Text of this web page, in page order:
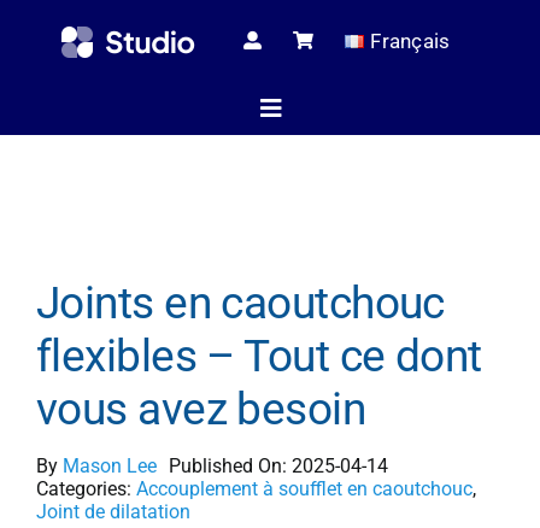
Français
Toggle
Articles
Le
Joints en caoutchouc
flexibles – Tout ce dont
vous avez besoin
By Mason Lee Published On: 2025-04-14
Categories: Accouplement à soufflet en caoutchouc,
Joint de dilatation